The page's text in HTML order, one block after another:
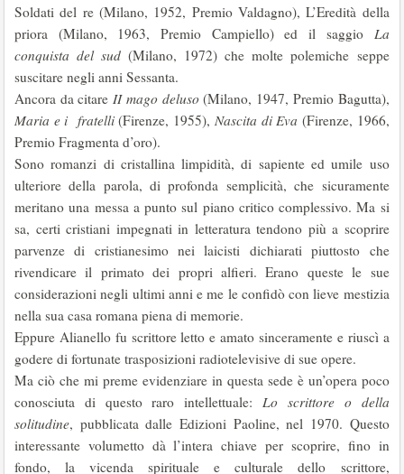
Solda­ti del re (Milano, 1952, Premio Valdagno), L’Eredità della
priora (Milano, 1963, Premio Campiello) ed il saggio La
conquista del sud (Milano, 1972) che molte polemiche seppe
suscitare negli anni Sessanta.
Ancora da citareII mago deluso(Milano, 1947, Premio Bagutta),
Maria e i fratelli(Firenze, 1955), Nascita di Eva (Firenze, 1966,
Premio Fragmenta d’oro).
Sono romanzi di cristallina limpidità, di sapiente ed umile uso
ulteriore della parola, di profonda semplicità, che sicuramente
meritano una messa a punto sul piano critico complessivo. Ma si
sa, certi cristiani impegnati in letteratura tendono più a scoprire
parvenze di cristianesimo nei laicisti di­chiarati piuttosto che
rivendicare il primato dei propri alfieri. Erano queste le sue
considerazioni negli ultimi anni e me le confidò con lieve mestizia
nella sua casa romana piena di memorie.
Eppure Alianello fu scrittore letto e amato sinceramente e riuscì a
gode­re di fortunate trasposizioni radiotelevisive di sue opere.
Ma ciò che mi preme evidenziare in questa sede è un’opera poco
cono­sciuta di questo raro intellettuale:Lo scrittore o della
solitudine, pubblicata dalle Edizioni Paoline, nel 1970. Questo
interessante volumetto dà l’inte­ra chiave per scoprire, fino in
fondo, la vicenda spirituale e culturale dello scrittore,